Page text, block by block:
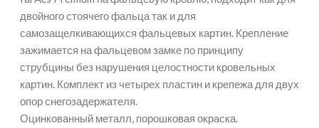
двойного стоячего фальца так и для
самозащелкивающихся фальцевых картин. Крепление
зажимается на фальцевом замке по принципу
струбцины без нарушения целостности кровельных
картин. Комплект из четырех пластин и крепежа для двух
опор снегозадержателя.
Оцинкованный металл, порошковая окраска.